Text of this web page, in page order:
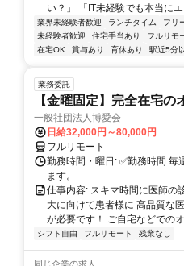
い？」 「IT未経験でも本当に
業界未経験者歓迎 ランチタイム フリ
未経験者歓迎
住宅手当あり フルリモ
在宅OK
賞与あり 育休あり 駅近5分
業務委託
【金曜固定】完全在宅の
一般社団法人博愛会
日給32,000円～80,000円
フルリモート
勤務時間・曜日: ✅勤務時間
ます。
仕事内容: スキマ時間に医師の
大に向けて患者様に 高品質な
が必要です！ ご自宅などでの
シフト自由 フルリモート 残業なし
同じ企業の求人